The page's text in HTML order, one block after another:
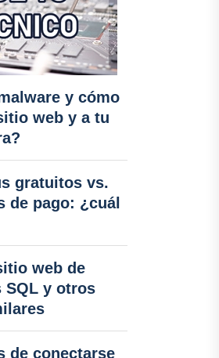
y cómo
web y a tu
gratuitos vs.
de pago: ¿cuál
web de
SQL y otros
de conectarse